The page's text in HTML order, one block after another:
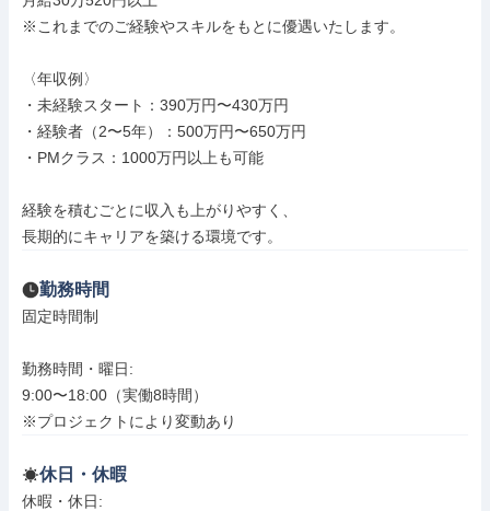
※これまでのご経験やスキルをもとに優遇いたします。
〈年収例〉
・未経験スタート：390万円〜430万円
・経験者（2〜5年）：500万円〜650万円
・PMクラス：1000万円以上も可能
経験を積むごとに収入も上がりやすく、
長期的にキャリアを築ける環境です。
勤務時間
固定時間制
勤務時間・曜日:
9:00〜18:00（実働8時間）
※プロジェクトにより変動あり
休日・休暇
休暇・休日: